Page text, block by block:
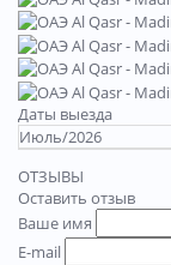
Даты выезда
Июль/2026
ОТЗЫВЫ
Оставить отзыв
Ваше имя
E-mail